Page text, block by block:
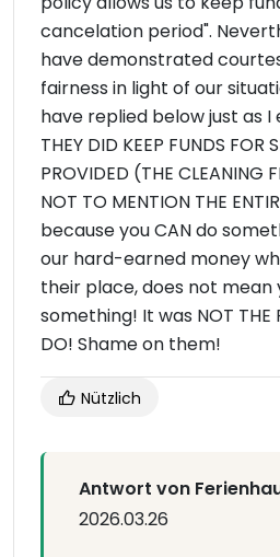
cancelation period".
have demonstrated
fairness in light of our
have replied below just as I
THEY DID KEEP FUNDS FOR
PROVIDED (THE CLEANING
NOT TO MENTION THE
because you CAN do
our hard-earned money
their place, does not mean
something! It was NOT THE
DO! Shame on them!
Nützlich
Antwort von
2026.03.26